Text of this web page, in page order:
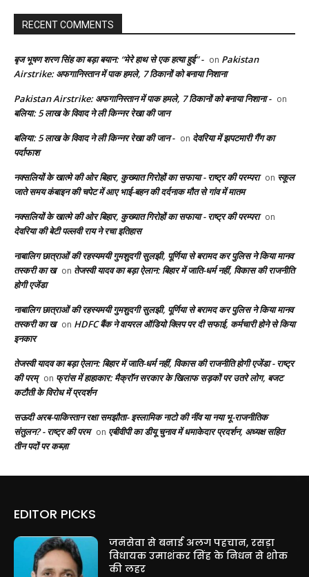
RECENT COMMENTS
बृज भूषण शरण सिंह का बड़ा बयान: “मेरे हाथ से एक हत्या हुई” - on Pakistan
Airstrike: अफगानिस्तान में पाक हमले, 7 ठिकानों को बनाया निशाना
Pakistan Airstrike: अफगानिस्तान में पाक हमले, 7 ठिकानों को बनाया निशाना - on
बलिया: 5 लाख के विवाद ने ली किन्नर रेखा की जान
बलिया: 5 लाख के विवाद ने ली किन्नर रेखा की जान - on देवरिया में झपटमारी गैंग का
पर्दाफाश
नक्सलियों के खात्मे की ओर बिहार, कुख्यात गिरोहों का सफाया - राष्ट्र की परम्परा on स्कूल
जाते समय कंबाइन की चपेट में आए भाई-बहन की दर्दनाक मौत से गांव में मातम
नक्सलियों के खात्मे की ओर बिहार, कुख्यात गिरोहों का सफाया - राष्ट्र की परम्परा on
देवरिया की बेटी पल्लवी राय ने रचा इतिहास
नाबालिग छात्राओं की रहस्यमयी गुमशुदगी सुलझी, पूर्णिया से बरामद कर पुलिस ने किया मानव
तस्करी का ख on तेजस्वी यादव का बड़ा ऐलान: बिहार में जाति-धर्म नहीं, विकास की राजनीति
होगी एजेंडा
नाबालिग छात्राओं की रहस्यमयी गुमशुदगी सुलझी, पूर्णिया से बरामद कर पुलिस ने किया मानव
तस्करी का ख on HDFC बैंक ने वायरल ऑडियो क्लिप पर दी सफाई, कर्मचारी होने से किया
इनकार
तेजस्वी यादव का बड़ा ऐलान: बिहार में जाति-धर्म नहीं, विकास की राजनीति होगी एजेंडा - राष्ट्र
की परम् on फ्रांस में हाहाकार: मैक्रॉन सरकार के खिलाफ सड़कों पर उतरे लोग, बजट
कटौती के विरोध में प्रदर्शन
सऊदी अरब-पाकिस्तान रक्षा समझौता- इस्लामिक नाटो की नींव या नया भू-राजनीतिक
संतुलन? - राष्ट्र की परम on एबीवीपी का डीयू चुनाव में धमाकेदार प्रदर्शन, अध्यक्ष सहित
तीन पदों पर कब्ज़ा
EDITOR PICKS
जनसेवा से बनाई अलग पहचान, रसड़ा
विधायक उमाशंकर सिंह के निधन से शोक
की लहर